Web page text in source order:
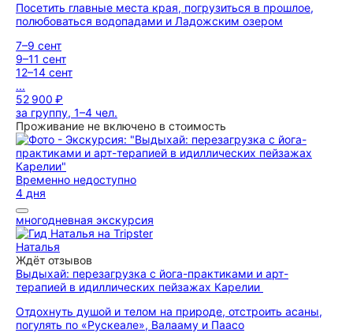
Посетить главные места края, погрузиться в прошлое,
полюбоваться водопадами и Ладожским озером
7–9 сент
9–11 сент
12–14 сент
...
52 900 ₽
за группу, 1–4 чел.
Проживание не включено в стоимость
Временно недоступно
4 дня
многодневная экскурсия
Наталья
Ждёт отзывов
Выдыхай: перезагрузка с йога-практиками и арт-
терапией в идиллических пейзажах Карелии
Отдохнуть душой и телом на природе, отстроить асаны,
погулять по «Рускеале», Валааму и Паасо